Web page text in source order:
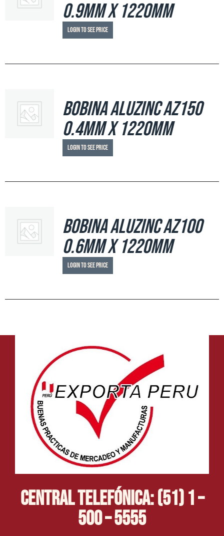
0.9mm x 1220mm
Login to see price
Bobina Aluzinc AZ150
0.4mm x 1220mm
Login to see price
Bobina Aluzinc AZ100
0.6mm x 1220mm
Login to see price
Central Telefónica: (51) 1 –
500 – 5555